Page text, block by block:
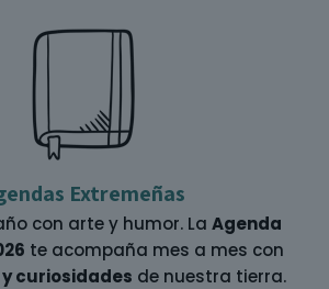
Extremeñas
con arte y humor. La Agenda
te acompaña mes a mes con
curiosidades de nuestra tierra.